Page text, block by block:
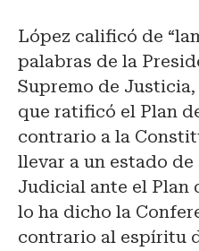
López calificó de
palabras de la
Supremo de
que ratificó el Plan
contrario a la
llevar a un estado
Judicial ante el Plan
lo ha dicho la
contrario al espíritu